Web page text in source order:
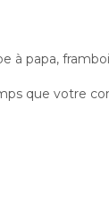
à papa,
que votre